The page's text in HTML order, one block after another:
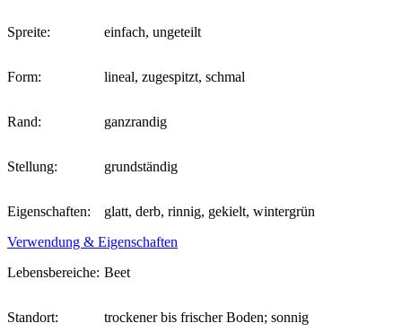
Spreite: einfach, ungeteilt
Form: lineal, zugespitzt, schmal
Rand: ganzrandig
Stellung: grundständig
Eigenschaften:
glatt, derb, rinnig, gekielt, wintergrün
Verwendung & Eigenschaften
Lebensbereiche: Beet
Standort: trockener bis frischer Boden; sonnig